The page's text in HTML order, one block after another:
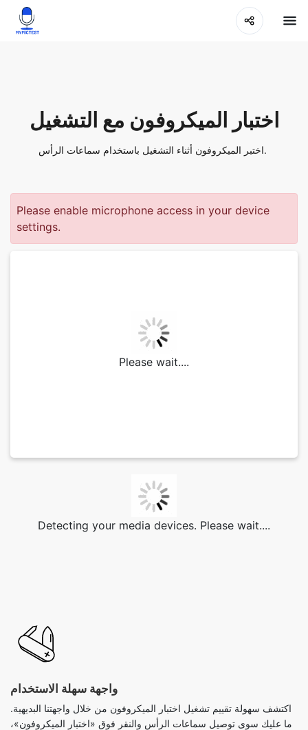
اختبار الميكروفون مع التشغيل
اختبر الميكروفون أثناء التشغيل باستخدام سماعات الرأس.
Please enable microphone access in your device
settings.
Please wait....
Detecting your media devices. Please wait....
واجهة سهلة الاستخدام
اكتشف سهولة تقييم تشغيل اختبار الميكروفون من خلال واجهتنا البديهية.
ما عليك سوى توصيل سماعات الرأس والنقر فوق «اختبار الميكروفون»،